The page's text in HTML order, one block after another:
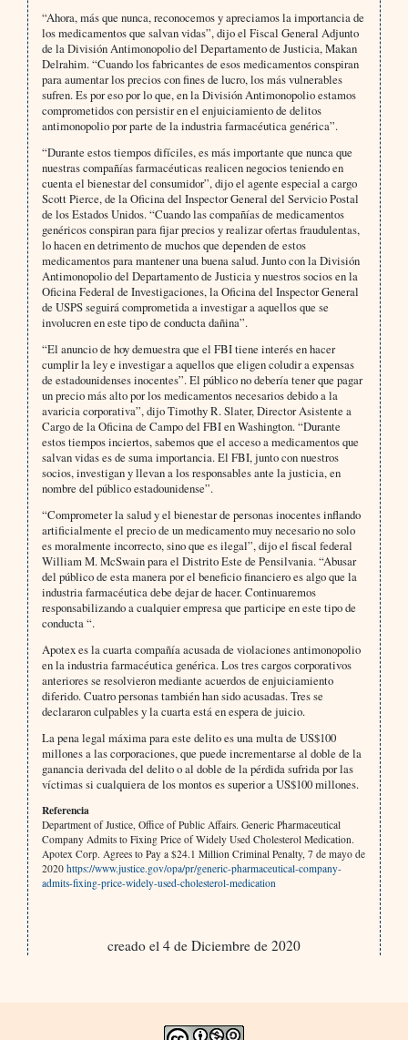
“Ahora, más que nunca, reconocemos y apreciamos la importancia de
los medicamentos que salvan vidas”, dijo el Fiscal General Adjunto
de la División Antimonopolio del Departamento de Justicia, Makan
Delrahim. “Cuando los fabricantes de esos medicamentos conspiran
para aumentar los precios con fines de lucro, los más vulnerables
sufren. Es por eso por lo que, en la División Antimonopolio estamos
comprometidos con persistir en el enjuiciamiento de delitos
antimonopolio por parte de la industria farmacéutica genérica”.
“Durante estos tiempos difíciles, es más importante que nunca que
nuestras compañías farmacéuticas realicen negocios teniendo en
cuenta el bienestar del consumidor”, dijo el agente especial a cargo
Scott Pierce, de la Oficina del Inspector General del Servicio Postal
de los Estados Unidos. “Cuando las compañías de medicamentos
genéricos conspiran para fijar precios y realizar ofertas fraudulentas,
lo hacen en detrimento de muchos que dependen de estos
medicamentos para mantener una buena salud. Junto con la División
Antimonopolio del Departamento de Justicia y nuestros socios en la
Oficina Federal de Investigaciones, la Oficina del Inspector General
de USPS seguirá comprometida a investigar a aquellos que se
involucren en este tipo de conducta dañina”.
“El anuncio de hoy demuestra que el FBI tiene interés en hacer
cumplir la ley e investigar a aquellos que eligen coludir a expensas
de estadounidenses inocentes”. El público no debería tener que pagar
un precio más alto por los medicamentos necesarios debido a la
avaricia corporativa”, dijo Timothy R. Slater, Director Asistente a
Cargo de la Oficina de Campo del FBI en Washington. “Durante
estos tiempos inciertos, sabemos que el acceso a medicamentos que
salvan vidas es de suma importancia. El FBI, junto con nuestros
socios, investigan y llevan a los responsables ante la justicia, en
nombre del público estadounidense”.
“Comprometer la salud y el bienestar de personas inocentes inflando
artificialmente el precio de un medicamento muy necesario no solo
es moralmente incorrecto, sino que es ilegal”, dijo el fiscal federal
William M. McSwain para el Distrito Este de Pensilvania. “Abusar
del público de esta manera por el beneficio financiero es algo que la
industria farmacéutica debe dejar de hacer. Continuaremos
responsabilizando a cualquier empresa que participe en este tipo de
conducta “.
Apotex es la cuarta compañía acusada de violaciones antimonopolio
en la industria farmacéutica genérica. Los tres cargos corporativos
anteriores se resolvieron mediante acuerdos de enjuiciamiento
diferido. Cuatro personas también han sido acusadas. Tres se
declararon culpables y la cuarta está en espera de juicio.
La pena legal máxima para este delito es una multa de US$100
millones a las corporaciones, que puede incrementarse al doble de la
ganancia derivada del delito o al doble de la pérdida sufrida por las
víctimas si cualquiera de los montos es superior a US$100 millones.
Referencia
Department of Justice, Office of Public Affairs. Generic Pharmaceutical
Company Admits to Fixing Price of Widely Used Cholesterol Medication.
Apotex Corp. Agrees to Pay a $24.1 Million Criminal Penalty, 7 de mayo de
2020 https://www.justice.gov/opa/pr/generic-pharmaceutical-company-
admits-fixing-price-widely-used-cholesterol-medication
creado el 4 de Diciembre de 2020